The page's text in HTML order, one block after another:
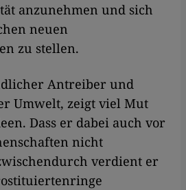
anzunehmen und sich
neuen
zu stellen.
Antreiber und
Umwelt, zeigt viel Mut
Dass er dabei auch vor
nicht
verdient er